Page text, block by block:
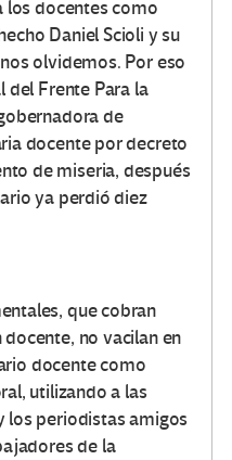
los docentes como
Daniel Scioli y su
olvidemos. Por eso
del Frente Para la
de
docente por decreto
de miseria, después
ya perdió diez
que cobran
no vacilan en
docente como
utilizando a las
los periodistas amigos
de la